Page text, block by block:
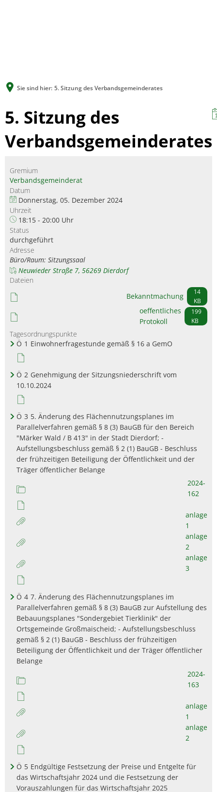
Sie sind hier: 5. Sitzung des Verbandsgemeinderates
5. Sitzung des
Verbandsgemeinderates
Gremium
Verbandsgemeinderat
Datum
Donnerstag, 05. Dezember 2024
Uhrzeit
18:15 - 20:00 Uhr
Status
durchgeführt
Adresse
Büro/Raum: Sitzungssaal
Neuwieder Straße 7, 56269 Dierdorf
Dateien
Bekanntmachung
14
KB
oeffentliches
Protokoll
199
KB
Tagesordnungspunkte
Ö 1 Einwohnerfragestunde gemäß § 16 a GemO
Ö 2 Genehmigung der Sitzungsniederschrift vom
10.10.2024
Ö 3 5. Änderung des Flächennutzungsplanes im
Parallelverfahren gemäß § 8 (3) BauGB für den Bereich
"Märker Wald / B 413" in der Stadt Dierdorf; -
Aufstellungsbeschluss gemäß § 2 (1) BauGB - Beschluss
der frühzeitigen Beteiligung der Öffentlichkeit und der
Träger öffentlicher Belange
2024-
162
anlage
1
anlage
2
anlage
3
Ö 4 7. Änderung des Flächennutzungsplanes im
Parallelverfahren gemäß § 8 (3) BauGB zur Aufstellung des
Bebauungsplanes "Sondergebiet Tierklinik" der
Ortsgemeinde Großmaischeid; - Aufstellungsbeschluss
gemäß § 2 (1) BauGB - Beschluss der frühzeitigen
Beteiligung der Öffentlichkeit und der Träger öffentlicher
Belange
2024-
163
anlage
1
anlage
2
Ö 5 Endgültige Festsetzung der Preise und Entgelte für
das Wirtschaftsjahr 2024 und die Festsetzung der
Vorauszahlungen für das Wirtschaftsjahr 2025